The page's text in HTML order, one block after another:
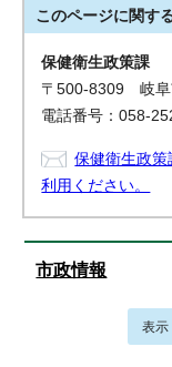
このページに関す
保健衛生政策課
〒500-8309 岐
電話番号：058-
保健衛生政
利用ください。
市政情報
表示